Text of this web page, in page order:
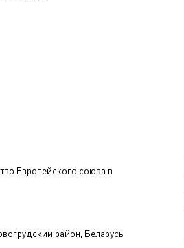
Европейского союза в
район, Беларусь